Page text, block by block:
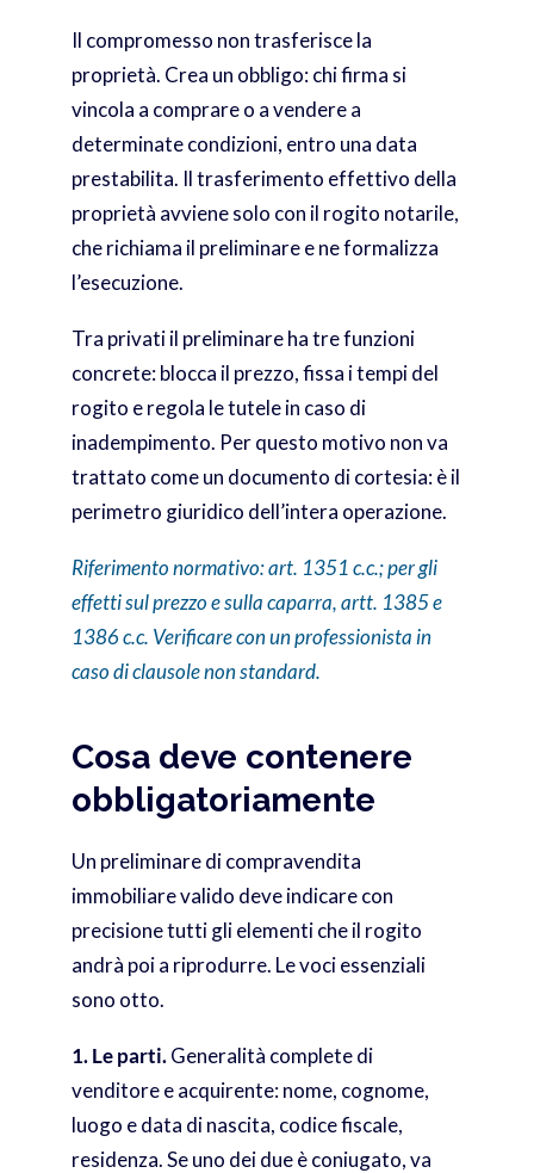
Il compromesso non trasferisce la
proprietà. Crea un obbligo: chi firma si
vincola a comprare o a vendere a
determinate condizioni, entro una data
prestabilita. Il trasferimento effettivo della
proprietà avviene solo con il rogito notarile,
che richiama il preliminare e ne formalizza
l’esecuzione.
Tra privati il preliminare ha tre funzioni
concrete: blocca il prezzo, fissa i tempi del
rogito e regola le tutele in caso di
inadempimento. Per questo motivo non va
trattato come un documento di cortesia: è il
perimetro giuridico dell’intera operazione.
Riferimento normativo: art. 1351 c.c.; per gli
effetti sul prezzo e sulla caparra, artt. 1385 e
1386 c.c. Verificare con un professionista in
caso di clausole non standard.
Cosa deve contenere
obbligatoriamente
Un preliminare di compravendita
immobiliare valido deve indicare con
precisione tutti gli elementi che il rogito
andrà poi a riprodurre. Le voci essenziali
sono otto.
1. Le parti.Generalità complete di
venditore e acquirente: nome, cognome,
luogo e data di nascita, codice fiscale,
residenza. Se uno dei due è coniugato, va